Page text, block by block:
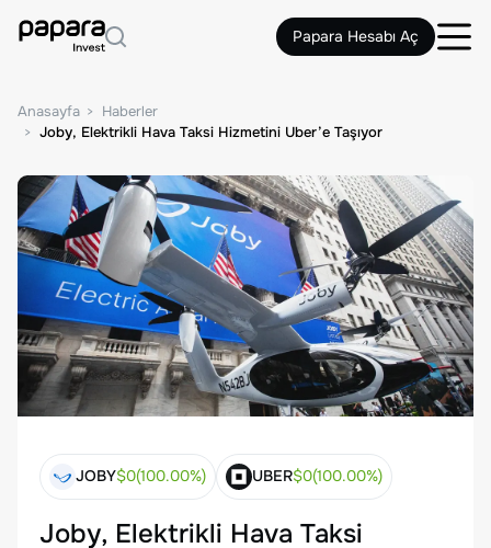
Papara Hesabı Aç
Anasayfa
Haberler
Joby, Elektrikli Hava Taksi Hizmetini Uber’e Taşıyor
JOBY$0(100.00%) UBER$0(100.00%)
Joby, Elektrikli Hava Taksi